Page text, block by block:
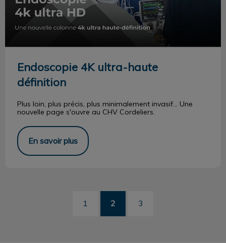
Endoscopie 4K ultra-haute
définition
Plus loin, plus précis, plus minimalement invasif... Une
nouvelle page s'ouvre au CHV Cordeliers.
En savoir plus
1 2 3